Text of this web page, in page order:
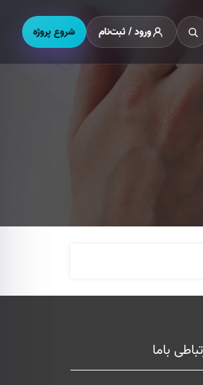
ورود / ثبت‌نام شروع پروژه
باما